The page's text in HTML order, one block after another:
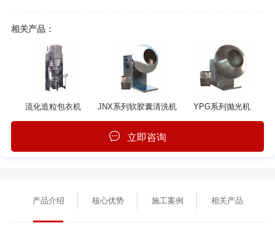
相关产品：
流化造粒包衣机 JNX系列软胶囊清洗机 YPG系列抛光机
立即咨询
产品介绍 核心优势 施工案例 相关产品